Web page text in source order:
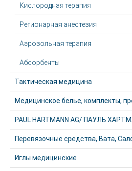
Кислородная терапия
Регионарная анестезия
Аэрозольная терапия
Абсорбенты
Тактическая медицина
Медицинское белье, комплекты,
PAUL HARTMANN AG/ ПАУЛЬ
Перевязочные средства, Вата,
Иглы медицинские